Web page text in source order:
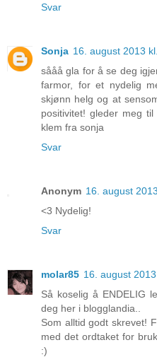
Svar
Sonja 16. august 2013
sååå gla for å se deg
farmor, for et nydelig
skjønn helg og at
positivitet! gleder meg
klem fra sonja
Svar
Anonym 16. august
<3 Nydelig!
Svar
molar85 16. august
Så koselig å ENDELIG
deg her i blogglandia..
Som alltid godt skrevet!
med det ordtaket for
:)